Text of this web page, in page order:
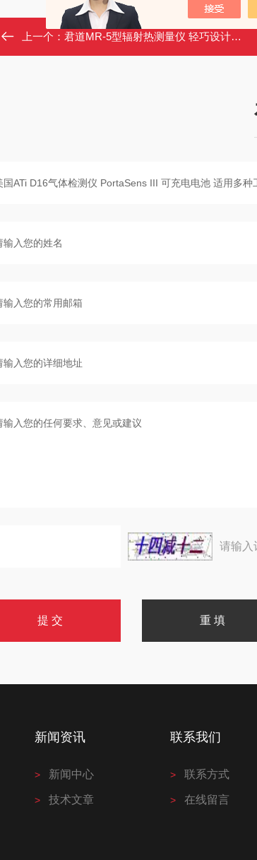
上一个： 君道MR-5型辐射热测量仪 轻巧设计仅300g 电池供电 直接读数
请输入
新闻资讯
新闻中心
技术文章
联系我们
联系方式
在线留言